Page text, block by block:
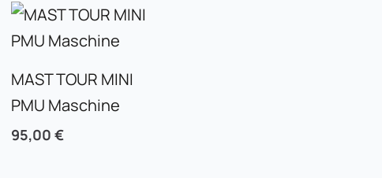
MAST TOUR MINI
PMU Maschine
95,00€